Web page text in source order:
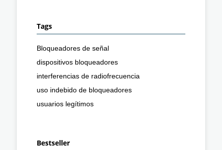
Tags
Bloqueadores de señal
dispositivos bloqueadores
interferencias de radiofrecuencia
uso indebido de bloqueadores
usuarios legítimos
Bestseller